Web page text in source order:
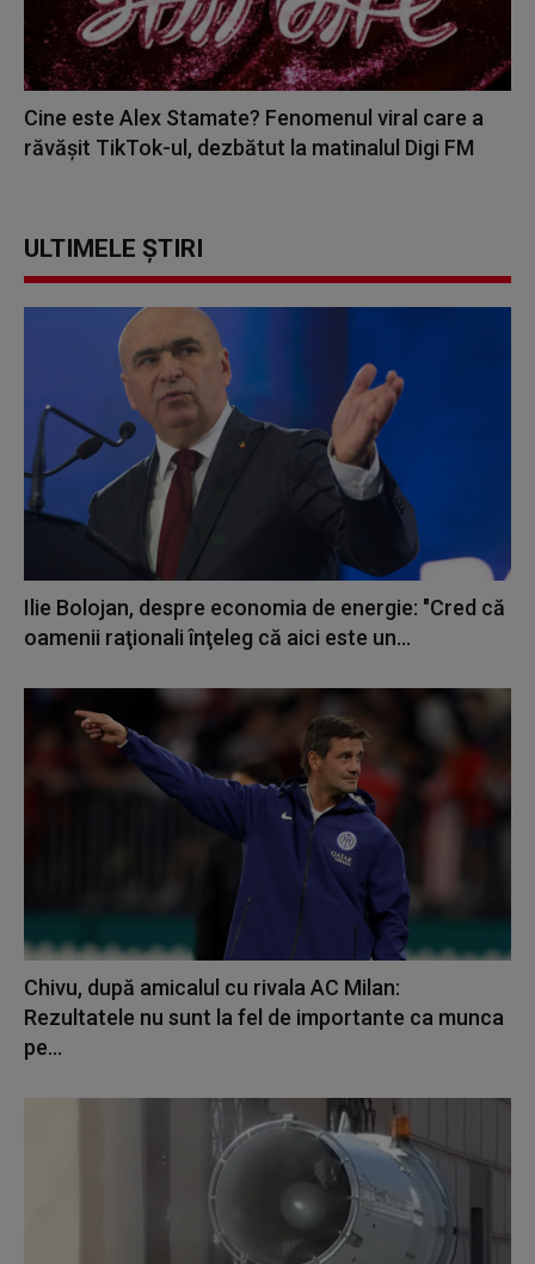
Cine este Alex Stamate? Fenomenul viral care a
răvășit TikTok-ul, dezbătut la matinalul Digi FM
ULTIMELE ȘTIRI
Ilie Bolojan, despre economia de energie: "Cred că
oamenii raţionali înţeleg că aici este un...
Chivu, după amicalul cu rivala AC Milan:
Rezultatele nu sunt la fel de importante ca munca
pe...